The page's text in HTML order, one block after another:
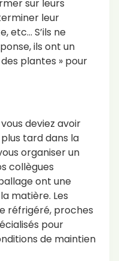
sur leurs
leur
etc… S’ils ne
ils ont un
plantes » pour
deviez avoir
tard dans la
organiser un
collègues
ont une
matière. Les
réfrigéré, proches
pour
de maintien